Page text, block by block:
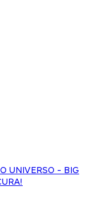
UNIVERSO - BIG